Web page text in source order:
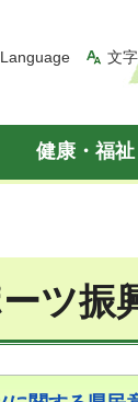
文
健康・福祉
ツ振